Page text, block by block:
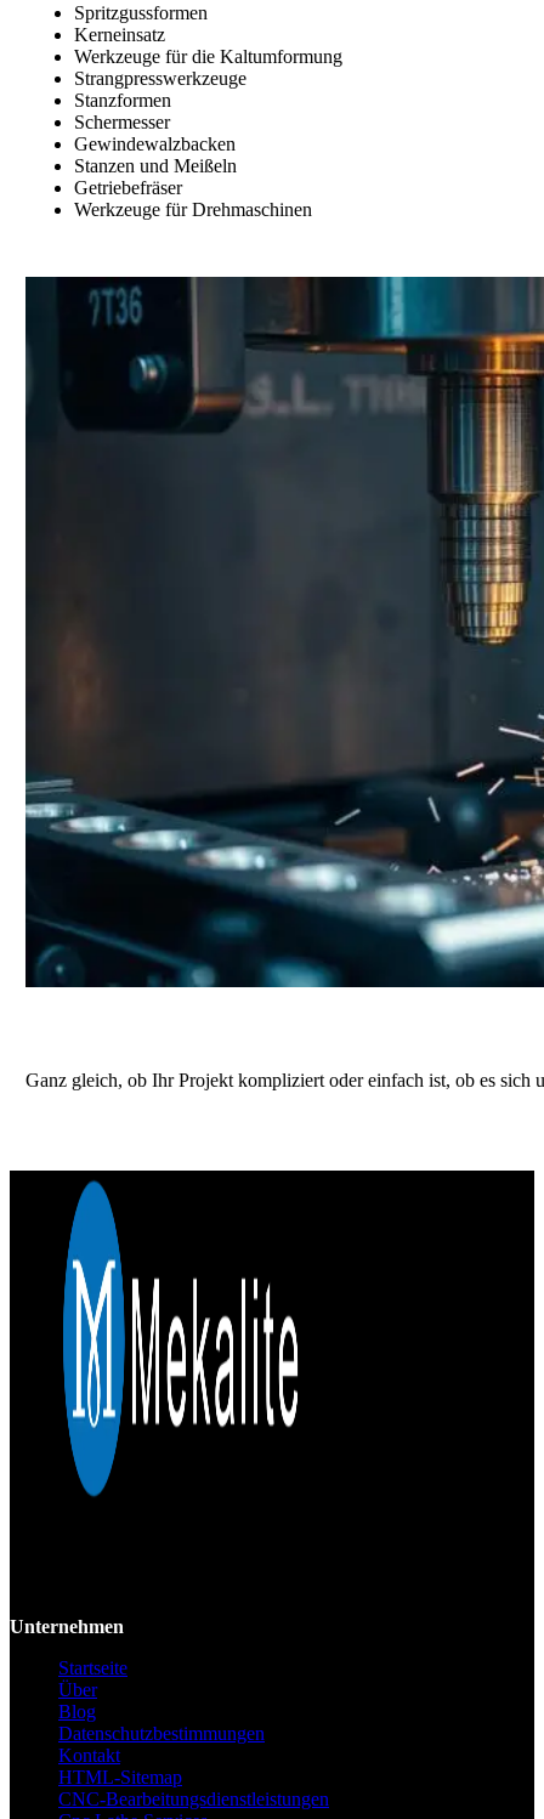
Spritzgussformen
Kerneinsatz
Werkzeuge für die Kaltumformung
Strangpresswerkzeuge
Stanzformen
Schermesser
Gewindewalzbacken
Stanzen und Meißeln
Getriebefräser
Werkzeuge für Drehmaschinen
Ganz gleich, ob Ihr Projekt kompliziert oder einfach ist, ob es
Unternehmen
Startseite
Über
Blog
Datenschutzbestimmungen
Kontakt
HTML-Sitemap
CNC-Bearbeitungsdienstleistungen